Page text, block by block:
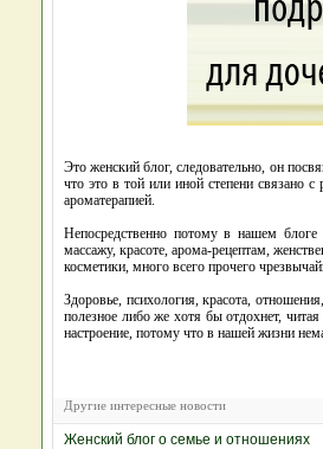
Это женский блог, следовательно, он
что это в той или иной степени связано
ароматерапией.
Непосредственно потому в нашем
массажу, красоте, арома-рецептам,
косметики, много всего прочего
Здоровье, психология, красота,
полезное либо же хотя бы отдохнет,
настроение, потому что в нашей жизни
Другие интересные новости
Женский блог о семье и отношениях